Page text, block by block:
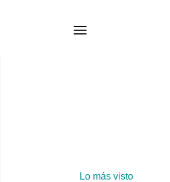
Lo más visto